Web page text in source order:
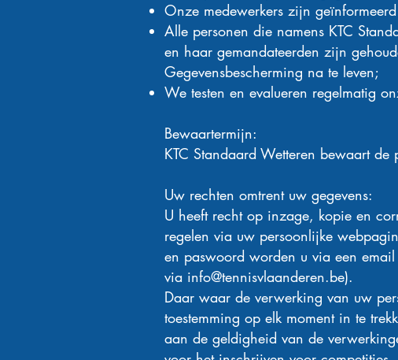
Onze medewerkers zijn
Alle personen die namens KTC
en haar gemandateerden zijn
Gegevensbescherming na te leven;
We testen en evalueren regelmatig
Bewaartermijn:
KTC Standaard Wetteren bewaart
Uw rechten omtrent uw gegevens:
U heeft recht op inzage, kopie en
regelen via uw persoonlijke
en paswoord worden u via een
via info@tennisvlaanderen.be).
Daar waar de verwerking van uw
toestemming op elk moment in te
aan de geldigheid van de